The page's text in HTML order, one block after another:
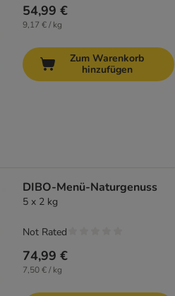
54,99 €
9,17 € / kg
Zum Warenkorb
hinzufügen
DIBO-Menü-Naturgenuss
5 x 2 kg
74,99 €
7,50 € / kg
Not Rated